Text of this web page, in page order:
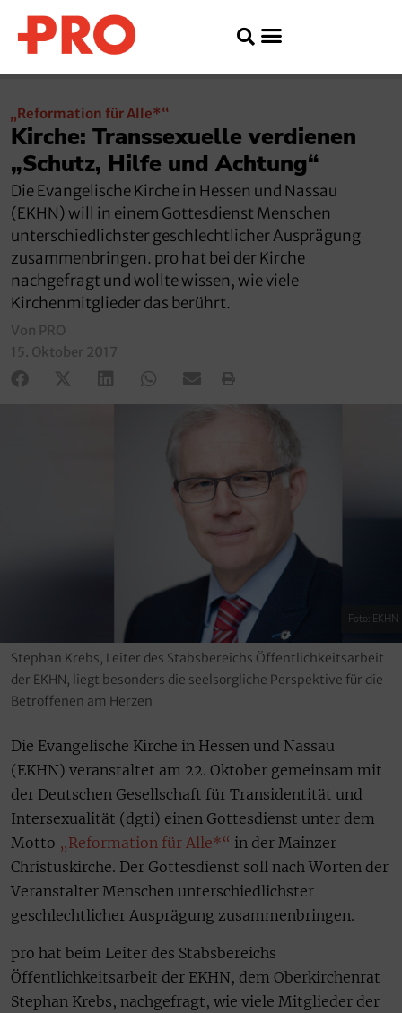
„Reformation für Alle*“
Kirche: Transsexuelle verdienen
„Schutz, Hilfe und Achtung“
Die Evangelische Kirche in Hessen und Nassau
(EKHN) will in einem Gottesdienst Menschen
unterschiedlichster geschlechtlicher Ausprägung
zusammenbringen. pro hat bei der Kirche
nachgefragt und wollte wissen, wie viele
Kirchenmitglieder das berührt.
Von PRO
15. Oktober 2017
Foto: EKHN
Stephan Krebs, Leiter des Stabsbereichs Öffentlichkeitsarbeit
der EKHN, liegt besonders die seelsorgliche Perspektive für die
Betroffenen am Herzen
Die Evangelische Kirche in Hessen und Nassau
(EKHN) veranstaltet am 22. Oktober gemeinsam mit
der Deutschen Gesellschaft für Transidentität und
Intersexualität (dgti) einen Gottesdienst unter dem
Motto „Reformation für Alle*“ in der Mainzer
Christuskirche. Der Gottesdienst soll nach Worten der
Veranstalter Menschen unterschiedlichster
geschlechtlicher Ausprägung zusammenbringen.
pro hat beim Leiter des Stabsbereichs
Öffentlichkeitsarbeit der EKHN, dem Oberkirchenrat
Stephan Krebs, nachgefragt, wie viele Mitglieder der